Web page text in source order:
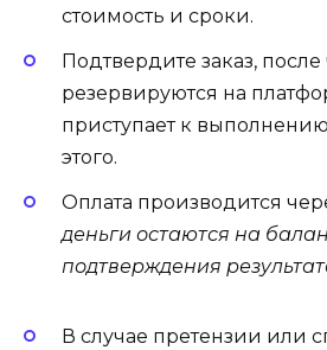
стоимость и сроки.
Подтвердите заказ, после
резервируются на
приступает к
этого.
Оплата производится
деньги остаются на
подтверждения
В случае претензии или